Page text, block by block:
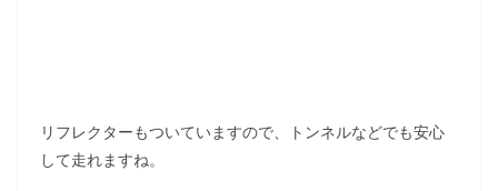
リフレクターもついていますので、トンネルなどでも安心
して走れますね。